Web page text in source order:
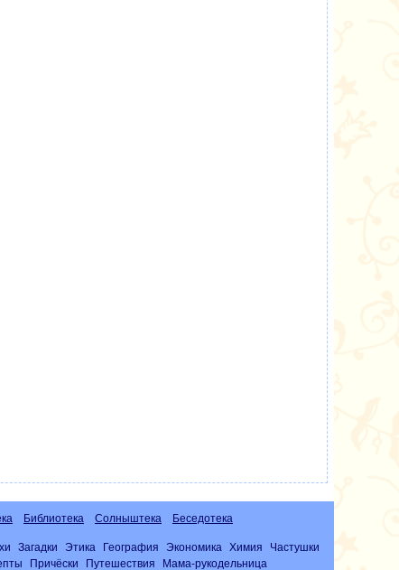
Библиотека Солныштека Беседотека
Загадки Этика География Экономика Химия
Частушки
Причёски Путешествия Мама-рукодельница